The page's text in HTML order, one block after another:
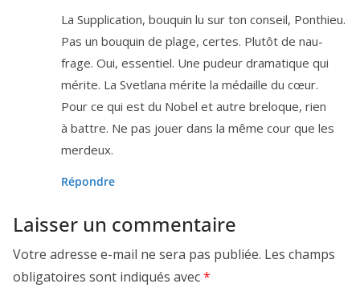
La Supplication, bou­quin lu sur ton conseil, Ponthieu.
Pas un bou­quin de plage, certes. Plutôt de nau­
frage. Oui, essen­tiel. Une pudeur dra­ma­tique qui
mérite. La Svetlana mérite la médaille du cœur.
Pour ce qui est du Nobel et autre bre­loque, rien
à battre. Ne pas jouer dans la même cour que les
merdeux.
Répondre
Laisser un commentaire
Votre adresse e-mail ne sera pas publiée. Les champs
obligatoires sont indiqués avec*